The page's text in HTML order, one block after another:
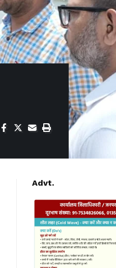
Advt.